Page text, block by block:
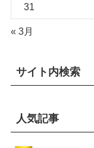
31
« 3月
サイト内検索
人気記事